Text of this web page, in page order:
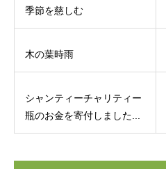
季節を慈しむ
木の葉時雨
シャンティーチャリティー
瓶のお金を寄付しました...